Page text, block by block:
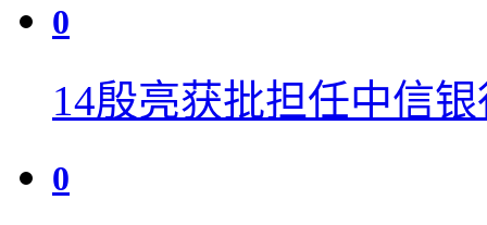
0
14殷亮获批担任中信
0